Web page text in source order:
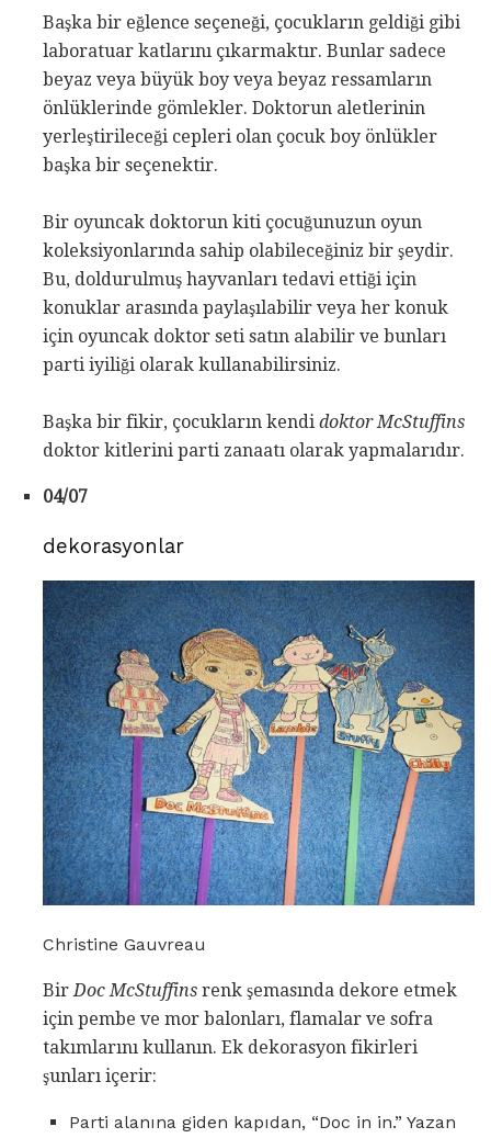
Başka bir eğlence seçeneği, çocukların geldiği gibi
laboratuar katlarını çıkarmaktır. Bunlar sadece
beyaz veya büyük boy veya beyaz ressamların
önlüklerinde gömlekler. Doktorun aletlerinin
yerleştirileceği cepleri olan çocuk boy önlükler
başka bir seçenektir.
Bir oyuncak doktorun kiti çocuğunuzun oyun
koleksiyonlarında sahip olabileceğiniz bir şeydir.
Bu, doldurulmuş hayvanları tedavi ettiği için
konuklar arasında paylaşılabilir veya her konuk
için oyuncak doktor seti satın alabilir ve bunları
parti iyiliği olarak kullanabilirsiniz.
Başka bir fikir, çocukların kendi doktor McStuffins
doktor kitlerini parti zanaatı olarak yapmalarıdır.
04/07
dekorasyonlar
Christine Gauvreau
BirDoc McStuffins renk şemasında dekore etmek
için pembe ve mor balonları, flamalar ve sofra
takımlarını kullanın. Ek dekorasyon fikirleri
şunları içerir:
Parti alanına giden kapıdan, “Doc in in.” Yazan